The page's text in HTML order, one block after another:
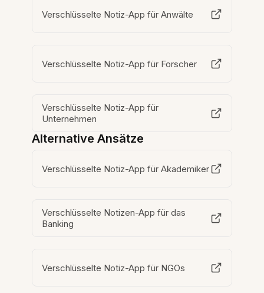
Verschlüsselte Notiz-App für Anwälte
Verschlüsselte Notiz-App für Forscher
Verschlüsselte Notiz-App für
Unternehmen
Alternative Ansätze
Verschlüsselte Notiz-App für Akademiker
Verschlüsselte Notizen-App für das
Banking
Verschlüsselte Notiz-App für NGOs